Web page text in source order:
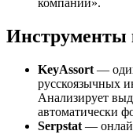
компании».
Инструменты
KeyAssort —
русскоязычных
Анализирует
автоматически
Serpstat —